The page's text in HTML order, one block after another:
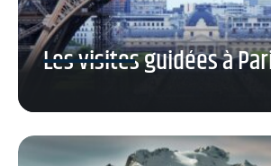
Les visites guidées à